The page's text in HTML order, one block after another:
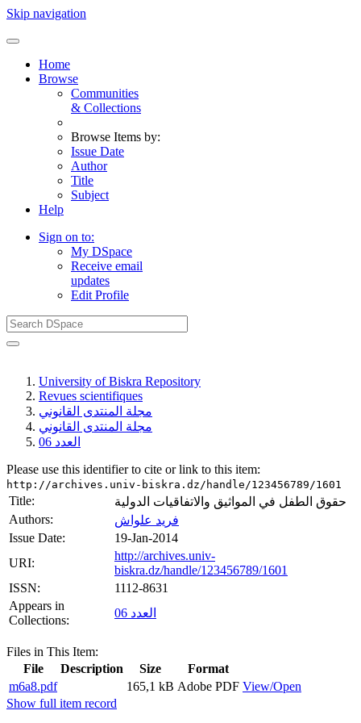
Skip navigation
Home
Browse
Communities
& Collections
Browse Items by:
Issue Date
Author
Title
Subject
Help
Sign on to:
My DSpace
Receive email
updates
Edit Profile
University of Biskra Repository
Revues scientifiques
مجلة المنتدى القانوني
مجلة المنتدى القانوني
العدد 06
Please use this identifier to cite or link to this item:
http://archives.univ-biskra.dz/handle/123456789/1601
Title:
حقوق الطفل في المواثيق والاتفاقيات الدولية
Authors:
فريد علواش
Issue Date:
19-Jan-2014
URI:
http://archives.univ-
biskra.dz/handle/123456789/1601
ISSN:
1112-8631
Appears in
Collections:
العدد 06
Files in This Item:
File
Description Size
Format
m6a8.pdf
165,1 kB Adobe PDF View/Open
Show full item record